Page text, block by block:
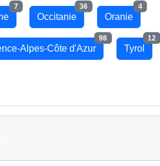
7
Occitanie
36
Oranie
4
Alpes-Côte d'Azur
98
Tyrol
12